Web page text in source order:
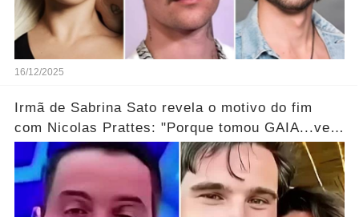
16/12/2025
Irmã de Sabrina Sato revela o motivo do fim
com Nicolas Prattes: "Porque tomou GAIA...ver
mais!